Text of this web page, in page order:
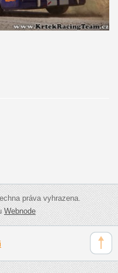
práva vyhrazena.
Webnode